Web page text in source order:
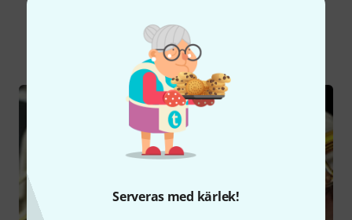
Serveras med kärlek!
Onlineguide